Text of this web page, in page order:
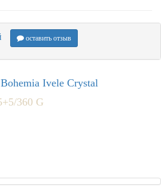
оставить отзыв
Ivele Crystal
360 G